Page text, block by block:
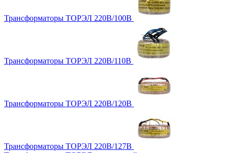
Трансформаторы ТОРЭЛ 220В/100В
Трансформаторы ТОРЭЛ 220В/110В
Трансформаторы ТОРЭЛ 220В/120В
Трансформаторы ТОРЭЛ 220В/127В